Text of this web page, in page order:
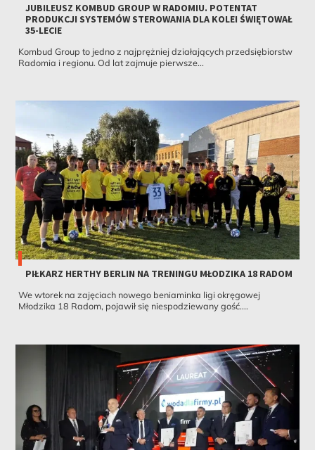
JUBILEUSZ KOMBUD GROUP W RADOMIU. POTENTAT
PRODUKCJI SYSTEMÓW STEROWANIA DLA KOLEI ŚWIĘTOWAŁ
35-LECIE
Kombud Group to jedno z najprężniej działających przedsiębiorstw
Radomia i regionu. Od lat zajmuje pierwsze...
PIŁKARZ HERTHY BERLIN NA TRENINGU MŁODZIKA 18 RADOM
We wtorek na zajęciach nowego beniaminka ligi okręgowej
Młodzika 18 Radom, pojawił się niespodziewany gość....